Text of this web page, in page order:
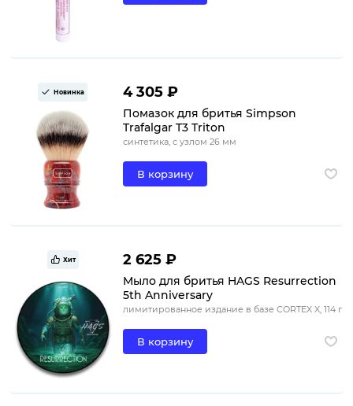
Новинка 4 305 ₽
Помазок для бритья Simpson
Trafalgar T3 Triton
синтетика, с узлом 26 мм
В корзину
Хит 2 625 ₽
Мыло для бритья HAGS Resurrection
5th Anniversary
лимитированное издание в базе CORTEX X, 114 г
В корзину